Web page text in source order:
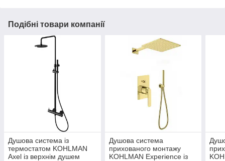
Подібні товари компанії
Душова система із
термостатом KOHLMAN
Axel із верхнім душем
Душова система
прихованого монтажу
KOHLMAN Experience із